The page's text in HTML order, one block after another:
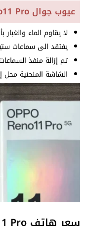
عيوب جوال Oppo Reno11 Pro
لا يقاوم الماء والغبار
يفتقد الى سماعات
تم إزالة منفذ
الشاشة المنحنية محل